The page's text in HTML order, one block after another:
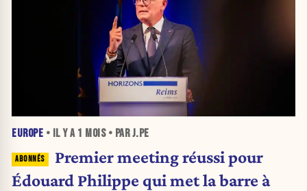
EUROPE • IL Y A 1 MOIS• PAR J.PE
Premier meeting réussi pour
Édouard Philippe qui met la barre à